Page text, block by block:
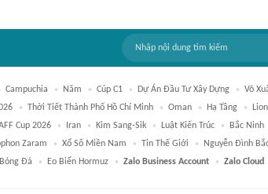
Campuchia Năm Cúp C1 Dự Án Đầu Tư Xây Dựng Võ
Thời Tiết Thành Phố Hồ Chí Minh Oman Hạ Tầng
Cup 2026 Iran Kim Sang-Sik Luật Kiến Trúc Bắc Ninh
Zaram Xổ Số Miền Nam Tin Thế Giới Nguyễn Đình
Đá Eo Biển Hormuz Zalo Business Account Zalo Cloud